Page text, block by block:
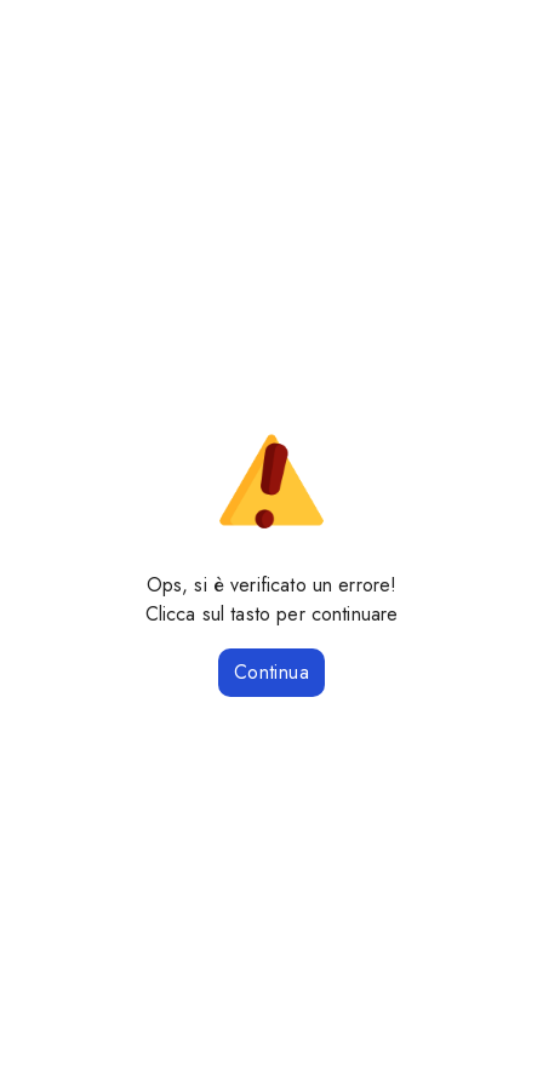
Ops, si è verificato un errore!
Clicca sul tasto per continuare
Continua